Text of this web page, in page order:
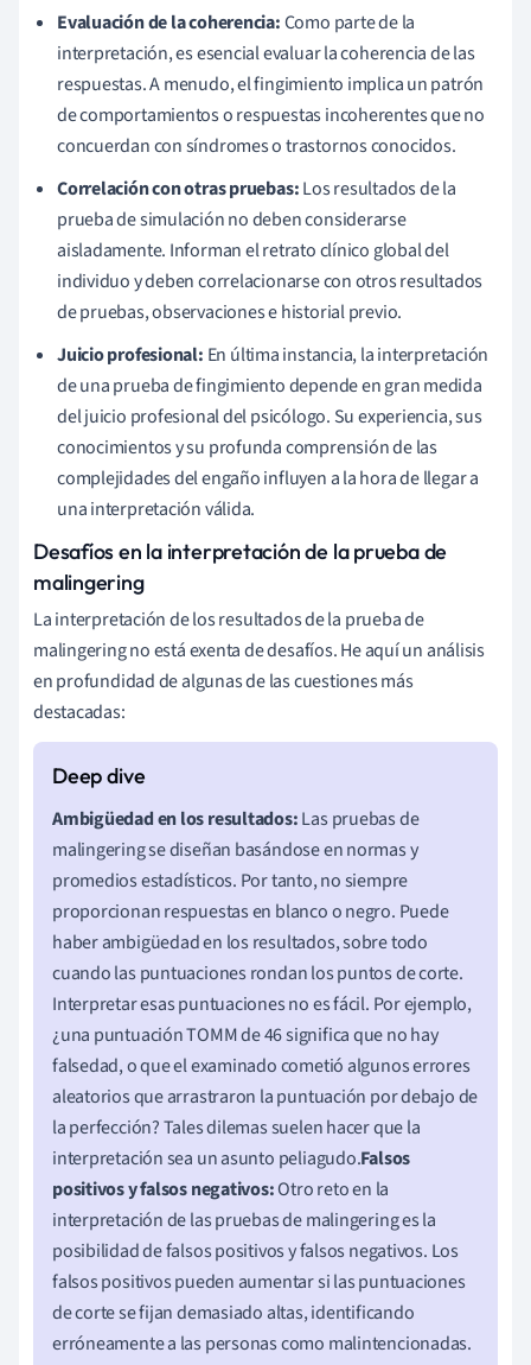
Evaluación de la coherencia:Como parte de la
interpretación, es esencial evaluar la coherencia de las
respuestas. A menudo, el fingimiento implica un patrón
de comportamientos o respuestas incoherentes que no
concuerdan con síndromes o trastornos conocidos.
Correlación con otras pruebas:Los resultados de la
prueba de simulación no deben considerarse
aisladamente. Informan el retrato clínico global del
individuo y deben correlacionarse con otros resultados
de pruebas, observaciones e historial previo.
Juicio profesional: En última instancia, la interpretación
de una prueba de fingimiento depende en gran medida
del juicio profesional del psicólogo. Su experiencia, sus
conocimientos y su profunda comprensión de las
complejidades del engaño influyen a la hora de llegar a
una interpretación válida.
Desafíos en la interpretación de la prueba de
malingering
La interpretación de los resultados de la prueba de
malingering no está exenta de desafíos. He aquí un análisis
en profundidad de algunas de las cuestiones más
destacadas:
Ambigüedad en los resultados:Las pruebas de
malingering se diseñan basándose en normas y
promedios estadísticos. Por tanto, no siempre
proporcionan respuestas en blanco o negro. Puede
haber ambigüedad en los resultados, sobre todo
cuando las puntuaciones rondan los puntos de corte.
Interpretar esas puntuaciones no es fácil. Por ejemplo,
¿una puntuación TOMM de 46 significa que no hay
falsedad, o que el examinado cometió algunos errores
aleatorios que arrastraron la puntuación por debajo de
la perfección? Tales dilemas suelen hacer que la
interpretación sea un asunto peliagudo.Falsos
positivos y falsos negativos:Otro reto en la
interpretación de las pruebas de malingering es la
posibilidad de falsos positivos y falsos negativos. Los
falsos positivos pueden aumentar si las puntuaciones
de corte se fijan demasiado altas, identificando
erróneamente a las personas como malintencionadas.